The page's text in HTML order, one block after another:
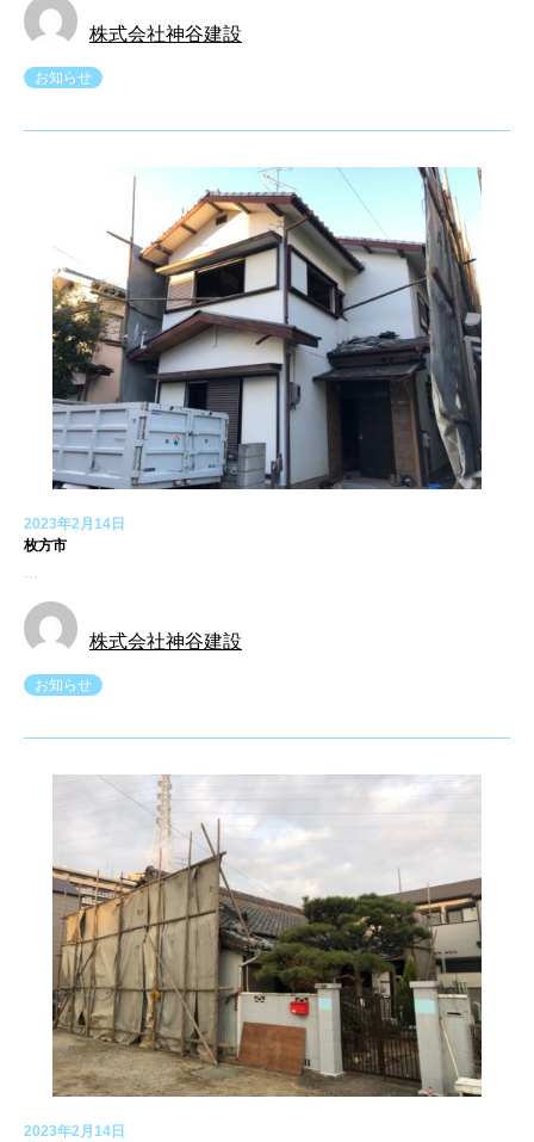
株式会社神谷建設
お知らせ
2023年2月14日
枚方市
…
株式会社神谷建設
お知らせ
2023年2月14日